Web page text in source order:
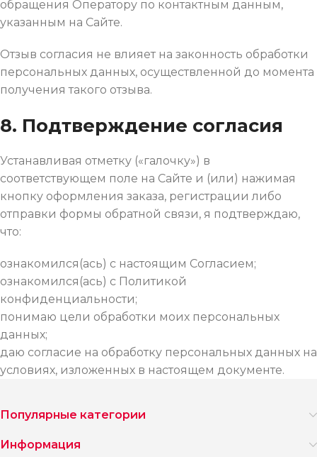
обращения Оператору по контактным данным,
указанным на Сайте.
Отзыв согласия не влияет на законность обработки
персональных данных, осуществленной до момента
получения такого отзыва.
8. Подтверждение согласия
Устанавливая отметку («галочку») в
соответствующем поле на Сайте и (или) нажимая
кнопку оформления заказа, регистрации либо
отправки формы обратной связи, я подтверждаю,
что:
ознакомился(ась) с настоящим Согласием;
ознакомился(ась) с Политикой
конфиденциальности;
понимаю цели обработки моих персональных
данных;
даю согласие на обработку персональных данных на
условиях, изложенных в настоящем документе.
Популярные категории
Информация